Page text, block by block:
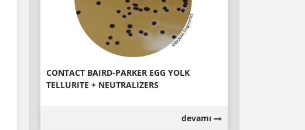
CONTACT BAIRD-PARKER EGG YOLK
TELLURITE + NEUTRALIZERS
devamı